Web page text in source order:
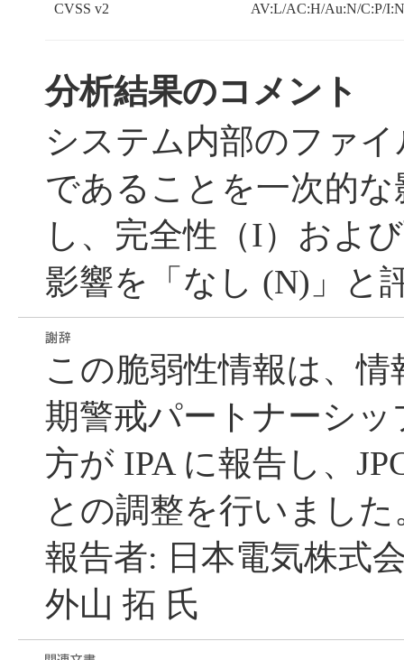
CVSS v2 AV:L/AC:H/Au:N/C:P/
分析結果のコメント
システム内部のファ
であることを一次的
し、完全性（I）およ
影響を「なし (N)」と
この脆弱性情報は、
期警戒パートナーシ
方が IPA に報告し、
との調整を行いました
報告者: 日本電気株式
外山 拓 氏